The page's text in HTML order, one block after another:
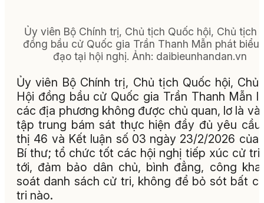
Ủy viên Bộ Chính trị, Chủ tịch Quốc hội, Chủ tịch
đồng bầu cử Quốc gia Trần Thanh Mẫn phát biểu
đạo tại hội nghị. Ảnh: daibieunhandan.vn
Ủy viên Bộ Chính trị, Chủ tịch Quốc hội, Chủ
Hội đồng bầu cử Quốc gia Trần Thanh Mẫn
các địa phương không được chủ quan, lơ là và
tập trung bám sát thực hiện đầy đủ yêu cầu
thị 46 và Kết luận số 03 ngày 23/2/2026 của
Bí thư; tổ chức tốt các hội nghị tiếp xúc cử tri
tới, đảm bảo dân chủ, bình đẳng, công
soát danh sách cử tri, không để bỏ sót bất
tri nào.